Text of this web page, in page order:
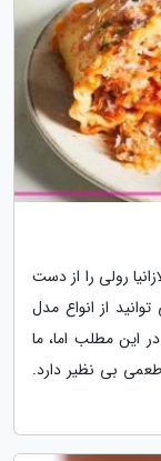
رولی را از دست
از انواع مدل
در این مطلب اما، ما
طعمی بی نظیر دارد.